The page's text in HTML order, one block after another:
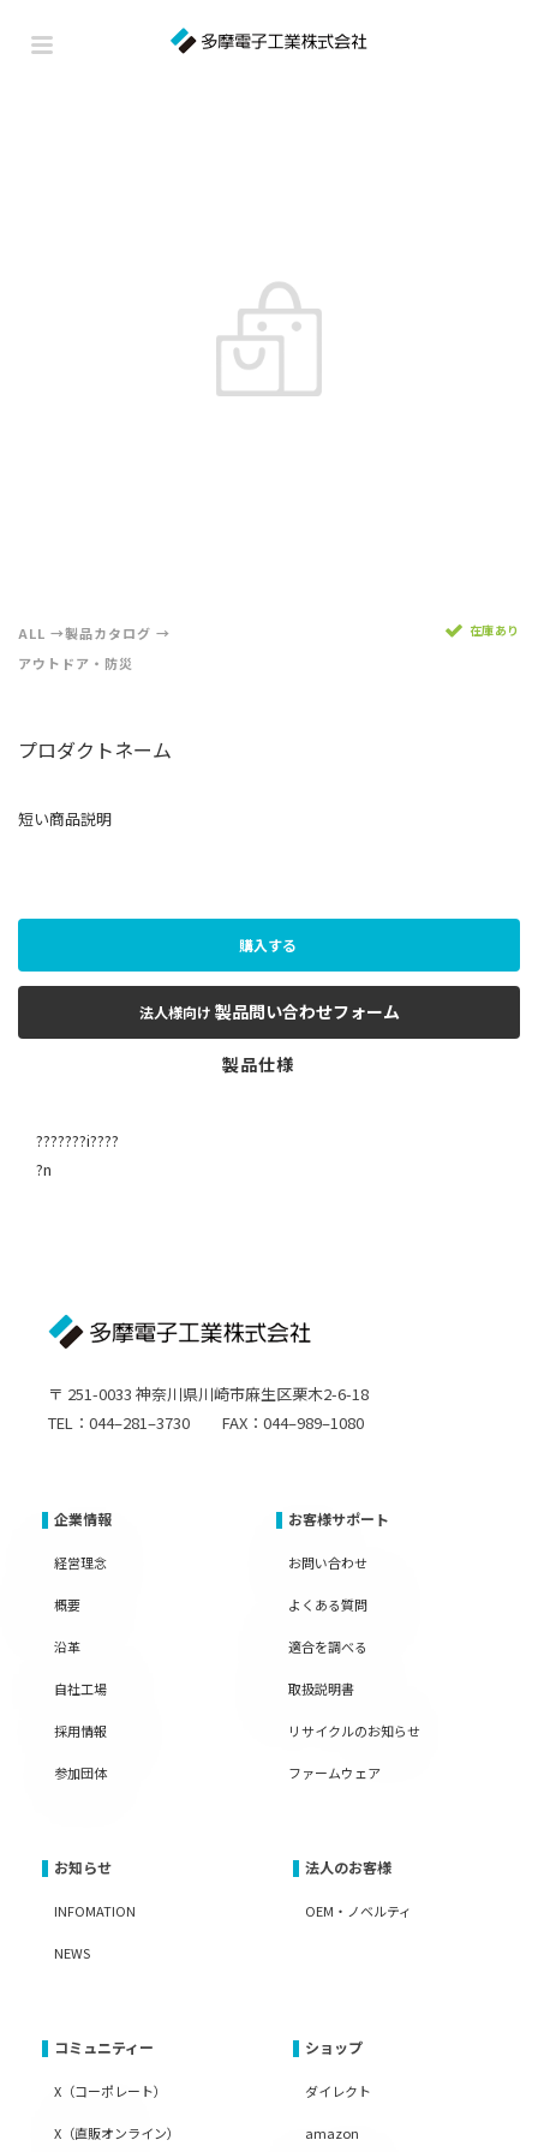
ALL
製品カタログ
アウトドア・防災
在庫あり
プロダクトネーム
短い商品説明
購入する
法人様向け 製品問い合わせフォーム
???????i????
?n
〒 251-0033 神奈川県川崎市麻生区栗木2-6-18
TEL：044–281–3730 FAX：044–989–1080
企業情報
経営理念
概要
沿革
自社工場
採用情報
参加団体
お客様サポート
お問い合わせ
よくある質問
適合を調べる
取扱説明書
リサイクルのお知らせ
ファームウェア
お知らせ
INFOMATION
NEWS
法人のお客様
OEM・ノベルティ
コミュニティー
X（コーポレート）
X（直販オンライン）
ショップ
ダイレクト
amazon